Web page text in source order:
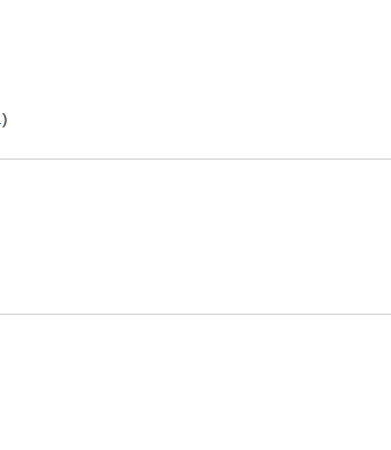
)